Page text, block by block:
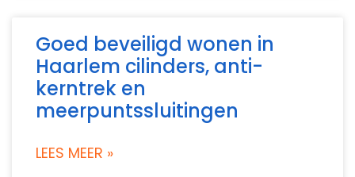
Goed beveiligd wonen in
Haarlem cilinders, anti-
kerntrek en
meerpuntssluitingen
LEES MEER »